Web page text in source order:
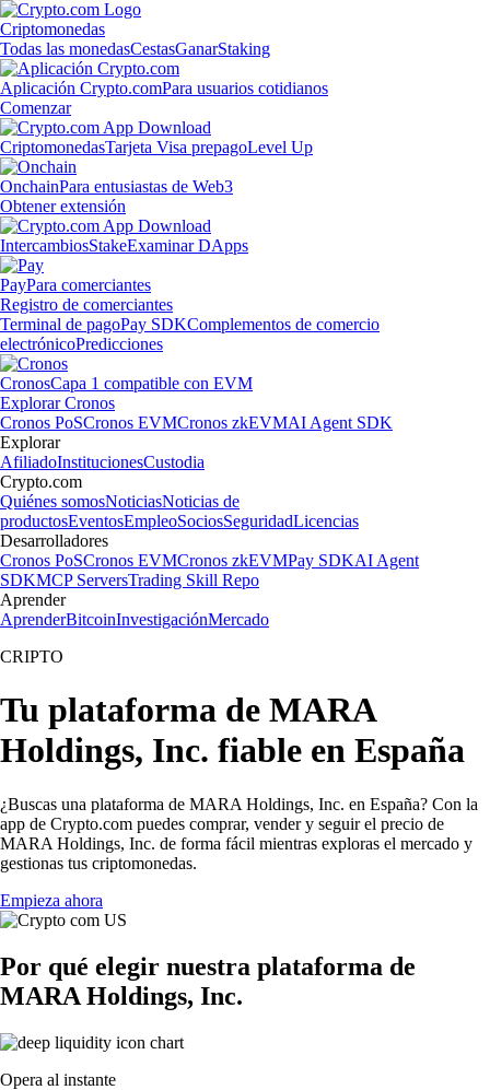
Criptomonedas
Todas las monedasCestasGanarStaking
Aplicación Crypto.comPara usuarios cotidianos
Comenzar
CriptomonedasTarjeta Visa prepagoLevel Up
OnchainPara entusiastas de Web3
Obtener extensión
IntercambiosStakeExaminar DApps
PayPara comerciantes
Registro de comerciantes
Terminal de pagoPay SDKComplementos de comercio
electrónicoPredicciones
CronosCapa 1 compatible con EVM
Explorar Cronos
Cronos PoSCronos EVMCronos zkEVMAI Agent SDK
Explorar
AfiliadoInstitucionesCustodia
Crypto.com
Quiénes somosNoticiasNoticias de
productosEventosEmpleoSociosSeguridadLicencias
Desarrolladores
Cronos PoSCronos EVMCronos zkEVMPay SDKAI Agent
SDKMCP ServersTrading Skill Repo
Aprender
AprenderBitcoinInvestigaciónMercado
CRIPTO
Tu plataforma de MARA
Holdings, Inc. fiable en España
¿Buscas una plataforma de MARA Holdings, Inc. en España? Con la
app de Crypto.com puedes comprar, vender y seguir el precio de
MARA Holdings, Inc. de forma fácil mientras exploras el mercado y
gestionas tus criptomonedas.
Empieza ahora
Por qué elegir nuestra plataforma de
MARA Holdings, Inc.
Opera al instante